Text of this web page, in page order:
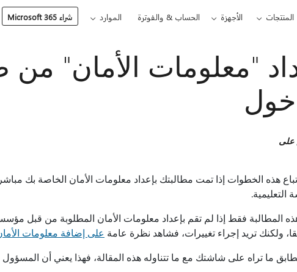
المنتجات الأجهزة الحساب & والفوترة الموارد شراء Microsoft 365
"معلومات الأمان"
على
هذه الخطوات إذا تمت مطالبتك بإعداد معلومات الأمان الخاصة بك
التعليمية.
المطالبة فقط إذا لم تقم بإعداد معلومات الأمان المطلوبة من قبل
ولكنك تريد إجراء تغييرات، فشاهد نظرة عامة على إضافة معلومات
ما تراه على شاشتك مع ما تتناوله هذه المقالة، فهذا يعني أن